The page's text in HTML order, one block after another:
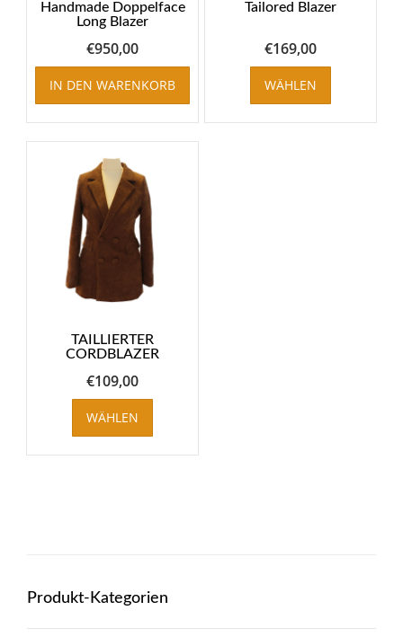
Handmade Doppelface
Long Blazer
€950,00
IN DEN WARENKORB
Tailored Blazer
€169,00
WÄHLEN
Dieses
weist
mehrere
TAILLIERTER
CORDBLAZER
€109,00
WÄHLEN
Dieses
weist
mehrere
Produktseite
gewählt
Produkt-Kategorien